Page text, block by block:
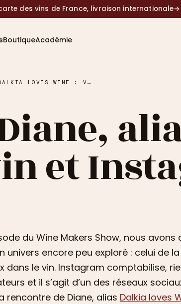
des vins de France, livraison internationale→
BoutiqueAcadémie
ÉPISODE #35 - DIANE, ALIAS DALKIA LOVES WINE : VIN ET INSTAGRAM
et
du Wine Makers Show, nous
univers encore peu exploré : celui de
dans le vin. Instagram comptabilise,
et il s’agit d’un des réseaux
rencontre de Diane, alias Dalkia loves